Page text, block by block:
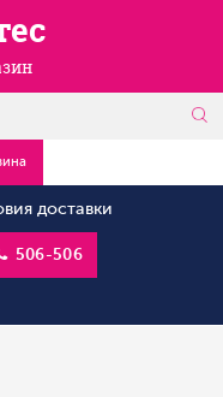
доставки
506-506